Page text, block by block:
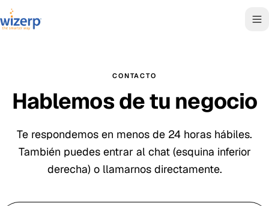
CONTACTO
Hablemos de tu negocio
Te respondemos en menos de 24 horas hábiles.
También puedes entrar al chat (esquina inferior
derecha) o llamarnos directamente.